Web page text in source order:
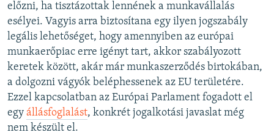
előzni, ha tisztázottak lennének a munkavállalás
esélyei. Vagyis arra biztosítana egy ilyen jogszabály
legális lehetőséget, hogy amennyiben az európai
munkaerőpiac erre igényt tart, akkor szabályozott
keretek között, akár már munkaszerződés birtokában,
a dolgozni vágyók beléphessenek az EU területére.
Ezzel kapcsolatban az Európai Parlament fogadott el
egy állásfoglalást, konkrét jogalkotási javaslat még
nem készült el.